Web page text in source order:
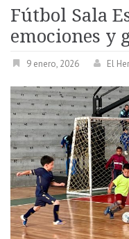
Fútbol Sala
emociones y
9 enero, 2026 El